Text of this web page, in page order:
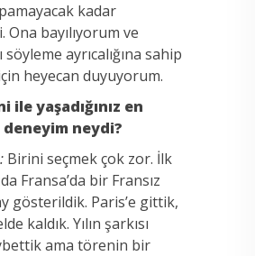
kadar
Ona bayılıyorum ve
ayrıcalığına sahip
heyecan duyuyorum.
ile yaşadığınız en
neydi?
Birini seçmek çok zor. İlk
Fransa’da bir Fransız
gösterildik. Paris’e gittik,
kaldık. Yılın şarkısı
ama törenin bir